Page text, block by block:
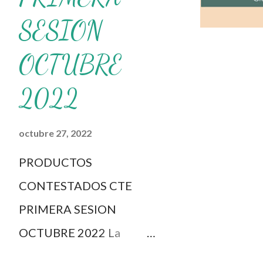
con fines educativos,
completo aquí 👇👇👇
SESION
OCTUBRE
2022
octubre 27, 2022
PRODUCTOS
CONTESTADOS CTE
PRIMERA SESION
OCTUBRE 2022 La